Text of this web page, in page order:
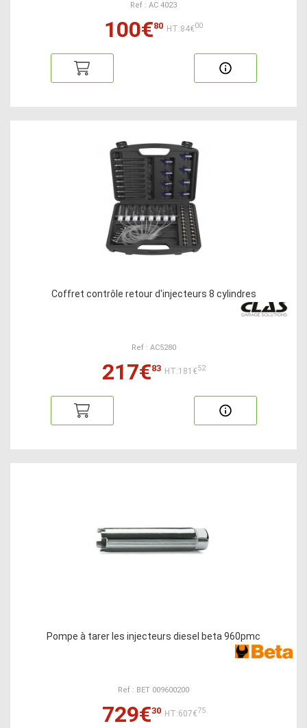
Ref : AC 4023
100€80 HT:84€00
Coffret contrôle retour d'injecteurs 8 cylindres
Ref : AC5280
217€83 HT:181€52
Pompe à tarer les injecteurs diesel beta 960pmc
Ref : BET 009600200
729€30 HT:607€75